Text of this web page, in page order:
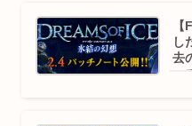
し
去